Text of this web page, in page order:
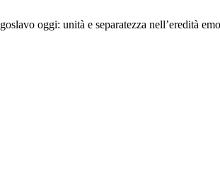
oggi: unità e separatezza nell’eredità